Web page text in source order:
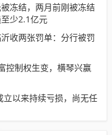
冻结，两月前刚被冻结
少2.1亿元
收两张罚单：分行被罚
控制权生变，横琴兴赢
以来持续亏损，尚无任